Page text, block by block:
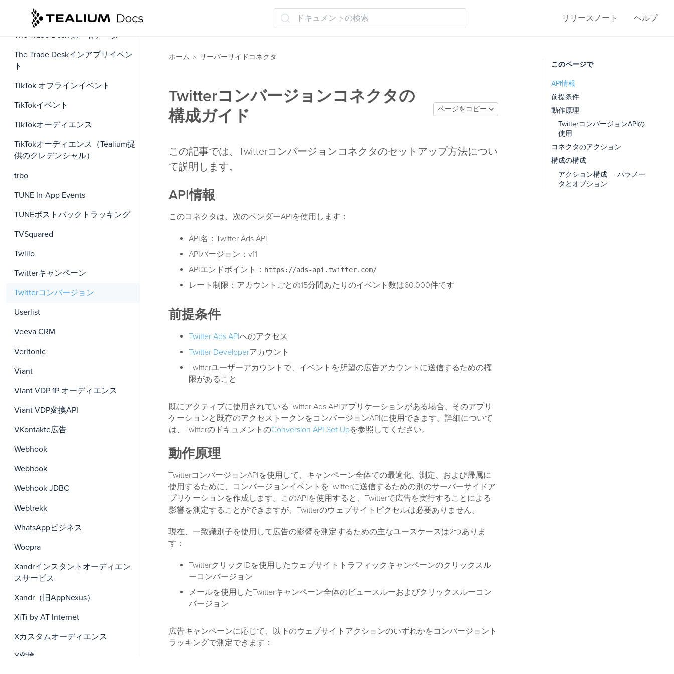
ドキュメントの検索 リリースノート ヘルプ
バージョンイベント
The Trade Desk 第一者データ
The Trade Deskインアプリイベン
ト
TikTok オフラインイベント
TikTokイベント
TikTokオーディエンス
TikTokオーディエンス（Tealium提
供のクレデンシャル）
trbo
TUNE In-App Events
TUNEポストバックトラッキング
TVSquared
Twilio
Twitterキャンペーン
Twitterコンバージョン
Userlist
Veeva CRM
Veritonic
Viant
Viant VDP 1P オーディエンス
Viant VDP変換API
VKontakte広告
Webhook
Webhook
Webhook JDBC
Webtrekk
WhatsAppビジネス
Woopra
Xandrインスタントオーディエン
スサービス
Xandr（旧AppNexus）
XiTi by AT Internet
Xカスタムオーディエンス
X変換
ホーム > サーバーサイドコネクタ
Twitterコンバージョンコネクタの
構成ガイド
ページをコピー
この記事では、Twitterコンバージョンコネクタのセットアップ方法につい
て説明します。
API情報
このコネクタは、次のベンダーAPIを使用します：
API名：Twitter Ads API
APIバージョン：v11
APIエンドポイント： https://ads-api.twitter.com/
レート制限：アカウントごとの15分間あたりのイベント数は60,000件です
前提条件
Twitter Ads APIへのアクセス
Twitter Developerアカウント
Twitterユーザーアカウントで、イベントを所望の広告アカウントに送信するための権
限があること
既にアクティブに使用されているTwitter Ads APIアプリケーションがある場合、そのアプリ
ケーションと既存のアクセストークンをコンバージョンAPIに使用できます。詳細について
は、TwitterのドキュメントのConversion API Set Upを参照してください。
動作原理
TwitterコンバージョンAPIを使用して、キャンペーン全体での最適化、測定、および帰属に
使用するために、コンバージョンイベントをTwitterに送信するための別のサーバーサイドア
プリケーションを作成します。このAPIを使用すると、Twitterで広告を実行することによる
影響を測定することができますが、Twitterのウェブサイトピクセルは必要ありません。
現在、一致識別子を使用して広告の影響を測定するための主なユースケースは2つありま
す：
TwitterクリックIDを使用したウェブサイトトラフィックキャンペーンのクリックスル
ーコンバージョン
メールを使用したTwitterキャンペーン全体のビュースルーおよびクリックスルーコン
バージョン
広告キャンペーンに応じて、以下のウェブサイトアクションのいずれかをコンバージョント
ラッキングで測定できます：
このページで
API情報
前提条件
動作原理
TwitterコンバージョンAPIの
使用
コネクタのアクション
構成の構成
アクション構成 — パラメー
タとオプション